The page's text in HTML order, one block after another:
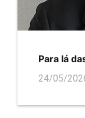
Para lá
24/05/